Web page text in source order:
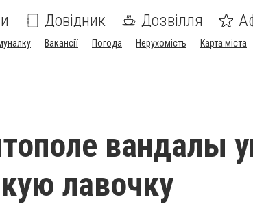
Довідник Дозвілля
Вакансії Погода Нерухомість Карта міста
вандалы
лавочку